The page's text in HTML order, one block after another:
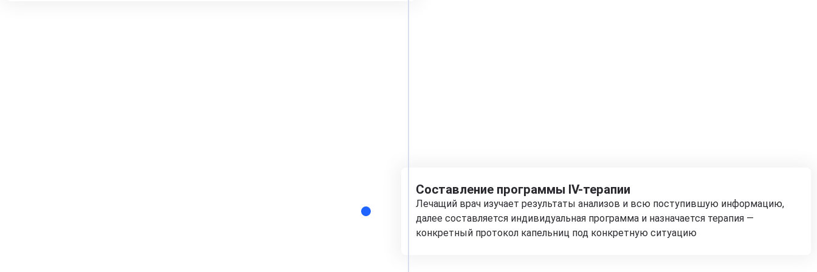
Составление программы IV-терапии
Лечащий врач изучает результаты анализов и всю поступившую информацию,
далее составляется индивидуальная программа и назначается терапия —
конкретный протокол капельниц под конкретную ситуацию